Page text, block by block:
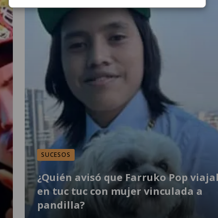
SUCESOS
¿Quién avisó que Farruko Pop
en tuc tuc con mujer vinculada a
pandilla?